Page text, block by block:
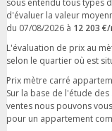
d'évaluer la valeur
du 07/08/2026 à 12 203
L'évaluation de prix au
selon le quartier où est
Prix mètre carré
Sur la base de l'étude
ventes nous pouvons
pour un appartement